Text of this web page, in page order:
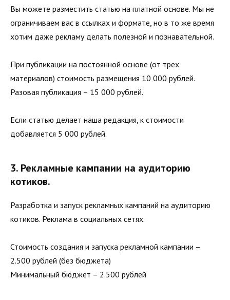
Вы можете разместить статью на платной основе. Мы не
ограничиваем вас в ссылках и формате, но в то же время
хотим даже рекламу делать полезной и познавательной.
При публикации на постоянной основе (от трех
материалов) стоимость размещения 10 000 рублей.
Разовая публикация – 15 000 рублей.
Если статью делает наша редакция, к стоимости
добавляется 5 000 рублей.
3. Рекламные кампании на аудиторию
котиков.
Разработка и запуск рекламных кампаний на аудиторию
котиков. Реклама в социальных сетях.
Стоимость создания и запуска рекламной кампании –
2.500 рублей (без бюджета)
Минимальный бюджет – 2.500 рублей